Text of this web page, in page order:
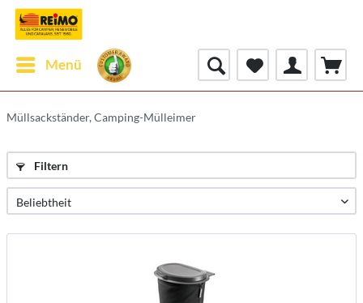
Menü
Müllsackständer, Camping-Mülleimer
Filtern